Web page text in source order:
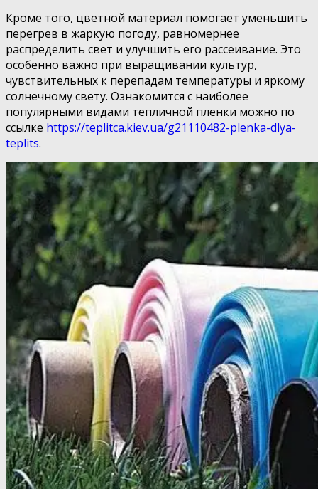
Кроме того, цветной материал помогает уменьшить
перегрев в жаркую погоду, равномернее
распределить свет и улучшить его рассеивание. Это
особенно важно при выращивании культур,
чувствительных к перепадам температуры и яркому
солнечному свету. Ознакомится с наиболее
популярными видами тепличной пленки можно по
ссылке https://teplitca.kiev.ua/g21110482-plenka-dlya-
teplits.